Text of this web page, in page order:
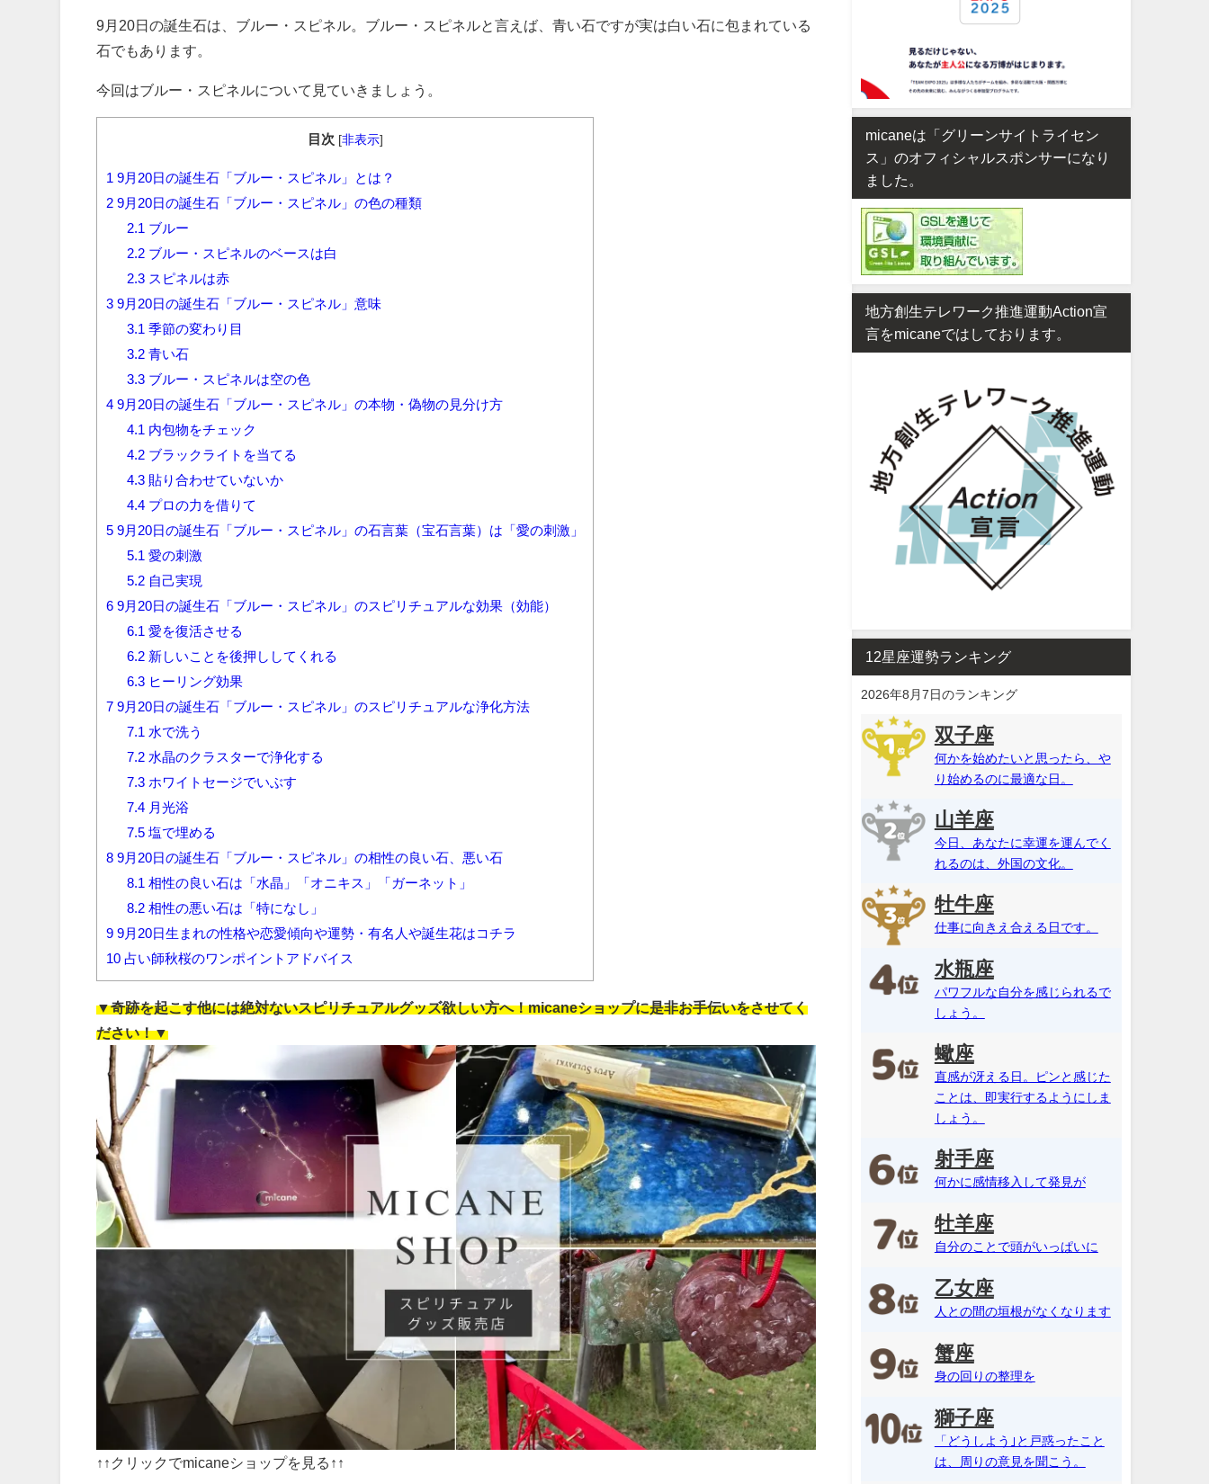
9月20日の誕生石は、ブルー・スピネル。ブルー・スピネルと言えば、青い石ですが実は白い石に包まれている
石でもあります。
今回はブルー・スピネルについて見ていきましょう。
目次 [非表示]
1 9月20日の誕生石「ブルー・スピネル」とは？
2 9月20日の誕生石「ブルー・スピネル」の色の種類
2.1 ブルー
2.2 ブルー・スピネルのベースは白
2.3 スピネルは赤
3 9月20日の誕生石「ブルー・スピネル」意味
3.1 季節の変わり目
3.2 青い石
3.3 ブルー・スピネルは空の色
4 9月20日の誕生石「ブルー・スピネル」の本物・偽物の見分け方
4.1 内包物をチェック
4.2 ブラックライトを当てる
4.3 貼り合わせていないか
4.4 プロの力を借りて
5 9月20日の誕生石「ブルー・スピネル」の石言葉（宝石言葉）は「愛の刺激」
5.1 愛の刺激
5.2 自己実現
6 9月20日の誕生石「ブルー・スピネル」のスピリチュアルな効果（効能）
6.1 愛を復活させる
6.2 新しいことを後押ししてくれる
6.3 ヒーリング効果
7 9月20日の誕生石「ブルー・スピネル」のスピリチュアルな浄化方法
7.1 水で洗う
7.2 水晶のクラスターで浄化する
7.3 ホワイトセージでいぶす
7.4 月光浴
7.5 塩で埋める
8 9月20日の誕生石「ブルー・スピネル」の相性の良い石、悪い石
8.1 相性の良い石は「水晶」「オニキス」「ガーネット」
8.2 相性の悪い石は「特になし」
9 9月20日生まれの性格や恋愛傾向や運勢・有名人や誕生花はコチラ
10 占い師秋桜のワンポイントアドバイス
▼奇跡を起こす他には絶対ないスピリチュアルグッズ欲しい方へ！micaneショップに是非お手伝いをさせてく
ださい！▼
↑↑クリックでmicaneショップを見る↑↑
micaneは「グリーンサイトライセン
ス」のオフィシャルスポンサーになり
ました。
地方創生テレワーク推進運動Action宣
言をmicaneではしております。
12星座運勢ランキング
2026年8月7日のランキング
双子座
何かを始めたいと思ったら、や
り始めるのに最適な日。
山羊座
今日、あなたに幸運を運んでく
れるのは、外国の文化。
牡牛座
仕事に向きえ合える日です。
水瓶座
パワフルな自分を感じられるで
しょう。
蠍座
直感が冴える日。ピンと感じた
ことは、即実行するようにしま
しょう。
射手座
何かに感情移入して発見が
牡羊座
自分のことで頭がいっぱいに
乙女座
人との間の垣根がなくなります
蟹座
身の回りの整理を
獅子座
「どうしよう｣と戸惑ったこと
は、周りの意見を聞こう。